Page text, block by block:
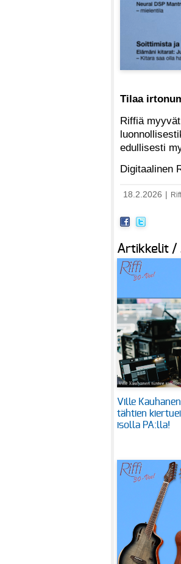
Tilaa
Riffiä
edullisesti
Digitaalinen
18.2.2026
Artikkelit /
Ville
tähtien
isolla PA:lla!